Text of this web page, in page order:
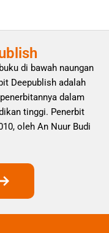
di bawah naungan
Deepublish adalah
dalam
tinggi. Penerbit
oleh An Nuur Budi